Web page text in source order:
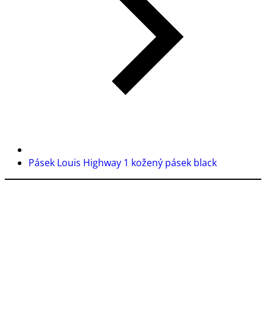
Pásek Louis Highway 1 kožený pásek black